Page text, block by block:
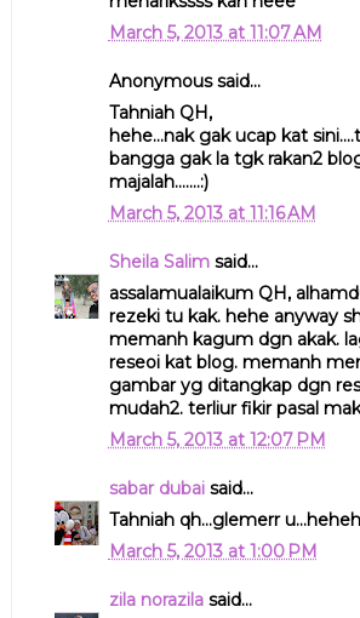
March 5, 2013 at 11:07 AM
Anonymous said...
Tahniah QH,
hehe...nak gak ucap kat
bangga gak la tgk rakan2
majalah.......:)
March 5, 2013 at 11:16 AM
Sheila Salimsaid...
assalamualaikum QH,
rezeki tu kak. hehe anyway
memanh kagum dgn akak.
reseoi kat blog. memanh
gambar yg ditangkap dgn
mudah2. terliur fikir pasal
March 5, 2013 at 12:07 PM
sabar dubaisaid...
Tahniah qh...glemerr
March 5, 2013 at 1:00 PM
zila norazilasaid...